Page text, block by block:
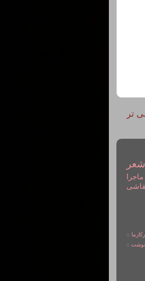
تر
ماجرا
::
::